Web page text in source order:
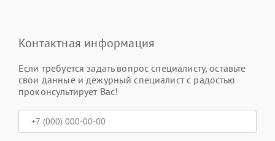
Контактная информация
Если требуется задать вопрос специалисту, оставьте
свои данные и дежурный специалист с радостью
проконсультирует Вас!